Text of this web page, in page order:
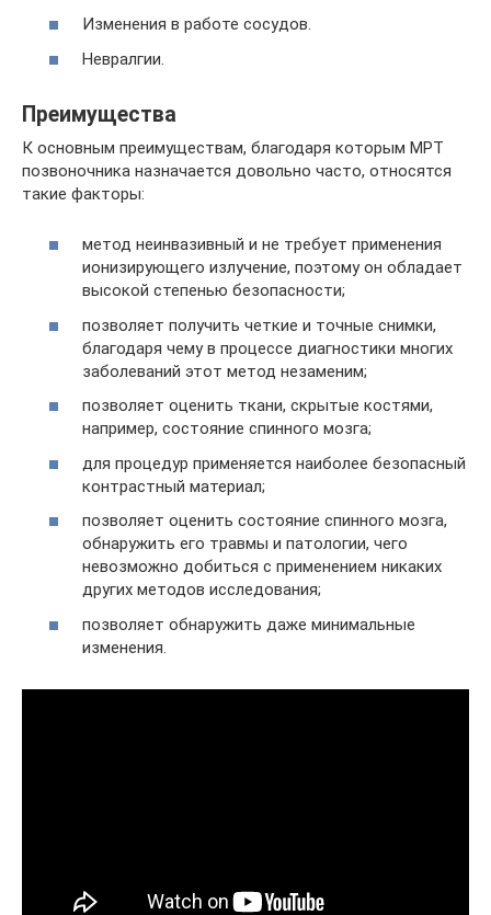
Изменения в работе сосудов.
Невралгии.
Преимущества
К основным преимуществам, благодаря которым МРТ
позвоночника назначается довольно часто, относятся
такие факторы:
метод неинвазивный и не требует применения
ионизирующего излучение, поэтому он обладает
высокой степенью безопасности;
позволяет получить четкие и точные снимки,
благодаря чему в процессе диагностики многих
заболеваний этот метод незаменим;
позволяет оценить ткани, скрытые костями,
например, состояние спинного мозга;
для процедур применяется наиболее безопасный
контрастный материал;
позволяет оценить состояние спинного мозга,
обнаружить его травмы и патологии, чего
невозможно добиться с применением никаких
других методов исследования;
позволяет обнаружить даже минимальные
изменения.